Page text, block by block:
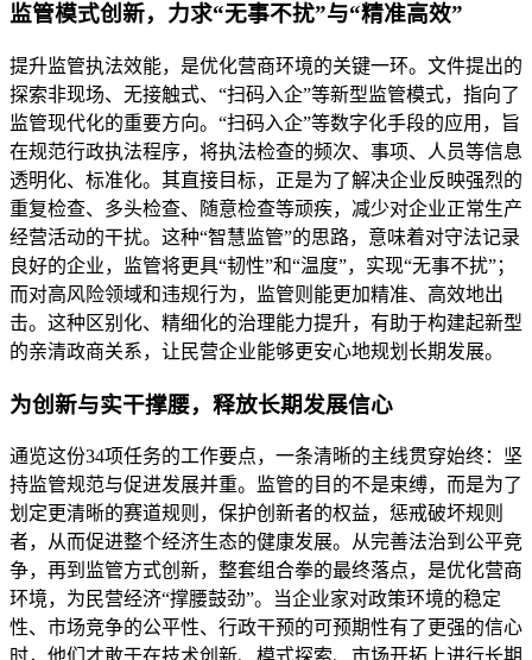
监管模式创新，力求“无事不扰”与“精准高效”
提升监管执法效能，是优化营商环境的关键一环。文件提出的
探索非现场、无接触式、“扫码入企”等新型监管模式，指向了
监管现代化的重要方向。“扫码入企”等数字化手段的应用，旨
在规范行政执法程序，将执法检查的频次、事项、人员等信息
透明化、标准化。其直接目标，正是为了解决企业反映强烈的
重复检查、多头检查、随意检查等顽疾，减少对企业正常生产
经营活动的干扰。这种“智慧监管”的思路，意味着对守法记录
良好的企业，监管将更具“韧性”和“温度”，实现“无事不扰”；
而对高风险领域和违规行为，监管则能更加精准、高效地出
击。这种区别化、精细化的治理能力提升，有助于构建起新型
的亲清政商关系，让民营企业能够更安心地规划长期发展。
为创新与实干撑腰，释放长期发展信心
通览这份34项任务的工作要点，一条清晰的主线贯穿始终：坚
持监管规范与促进发展并重。监管的目的不是束缚，而是为了
划定更清晰的赛道规则，保护创新者的权益，惩戒破坏规则
者，从而促进整个经济生态的健康发展。从完善法治到公平竞
争，再到监管方式创新，整套组合拳的最终落点，是优化营商
环境，为民营经济“撑腰鼓劲”。当企业家对政策环境的稳定
性、市场竞争的公平性、行政干预的可预期性有了更强的信心